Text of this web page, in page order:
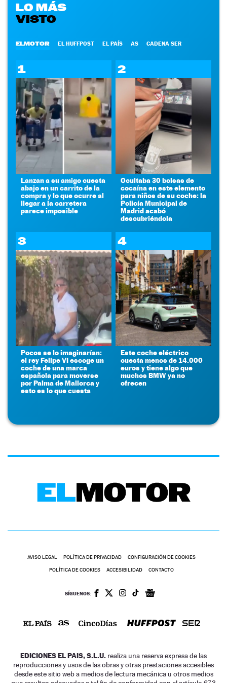
LO MÁS
VISTO
ELMOTOR EL HUFFPOST EL PAÍS AS CADENA SER
1
Lanzan a su amigo cuesta
abajo en un carrito de la
compra y lo que ocurre al
llegar a la carretera
parece imposible
2
Ocultaba 30 bolsas de
cocaína en este elemento
para niños de su coche: la
Policía Municipal de
Madrid acabó
descubriéndola
3
Pocos se lo imaginarían:
el rey Felipe VI escoge un
coche de una marca
española para moverse
por Palma de Mallorca y
esto es lo que cuesta
4
Este coche eléctrico
cuesta menos de 14.000
euros y tiene algo que
muchos BMW ya no
ofrecen
AVISO LEGAL POLÍTICA DE PRIVACIDAD CONFIGURACIÓN DE COOKIES
POLÍTICA DE COOKIES ACCESIBILIDAD CONTACTO
SÍGUENOS:
EDICIONES EL PAIS, S.L.U. realiza una reserva expresa de las
reproducciones y usos de las obras y otras prestaciones accesibles
desde este sitio web a medios de lectura mecánica u otros medios